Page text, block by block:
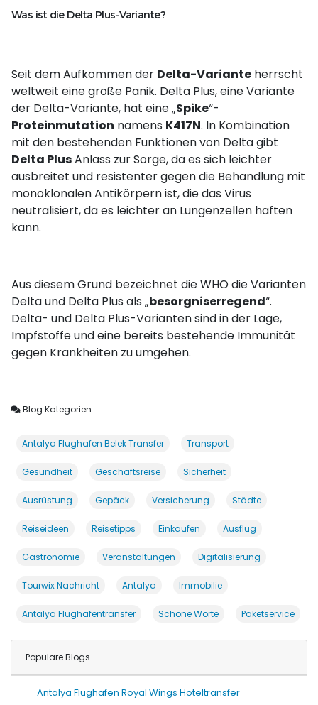
Was ist die Delta Plus-Variante?
Seit dem Aufkommen der Delta-Variante herrscht
weltweit eine große Panik. Delta Plus, eine Variante
der Delta-Variante, hat eine „Spike“-
Proteinmutation namens K417N. In Kombination
mit den bestehenden Funktionen von Delta gibt
Delta PlusAnlass zur Sorge, da es sich leichter
ausbreitet und resistenter gegen die Behandlung mit
monoklonalen Antikörpern ist, die das Virus
neutralisiert, da es leichter an Lungenzellen haften
kann.
Aus diesem Grund bezeichnet die WHO die Varianten
Delta und Delta Plus als „besorgniserregend“.
Delta- und Delta Plus-Varianten sind in der Lage,
Impfstoffe und eine bereits bestehende Immunität
gegen Krankheiten zu umgehen.
Blog Kategorien
Antalya Flughafen Belek Transfer Transport
Gesundheit Geschäftsreise Sicherheit
Ausrüstung Gepäck Versicherung Städte
Reiseideen Reisetipps Einkaufen Ausflug
Gastronomie Veranstaltungen Digitalisierung
Tourwix Nachricht Antalya Immobilie
Antalya Flughafentransfer Schöne Worte Paketservice
Populare Blogs
Antalya Flughafen Royal Wings Hoteltransfer